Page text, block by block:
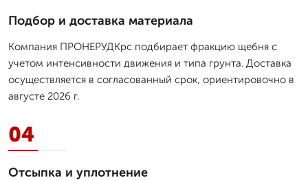
Подбор и доставка материала
Компания ПРОНЕРУДКрс подбирает фракцию щебня с
учетом интенсивности движения и типа грунта. Доставка
осуществляется в согласованный срок, ориентировочно в
августе 2026 г.
04
Отсыпка и уплотнение